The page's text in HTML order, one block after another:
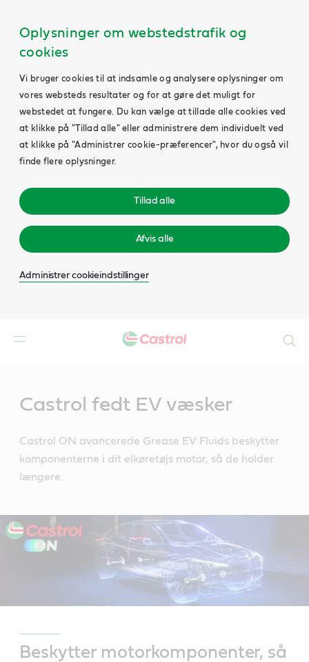
Oplysninger om webstedstrafik og
cookies
Vi bruger cookies til at indsamle og analysere oplysninger om
vores websteds resultater og for at gøre det muligt for
webstedet at fungere. Du kan vælge at tillade alle cookies ved
at klikke på "Tillad alle" eller administrere dem individuelt ved
at klikke på "Administrer cookie-præferencer", hvor du også vil
finde flere oplysninger.
Tillad alle
Afvis alle
Administrer cookieindstillinger
Castrol fedt EV væsker
Castrol ON avancerede Grease EV Fluids beskytter
komponenterne i dit elkøretøjs motor, så de holder
længere.
Beskytter motorkomponenter, så